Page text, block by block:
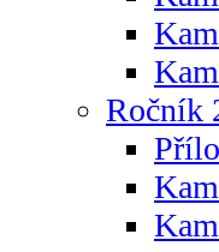
Ročník